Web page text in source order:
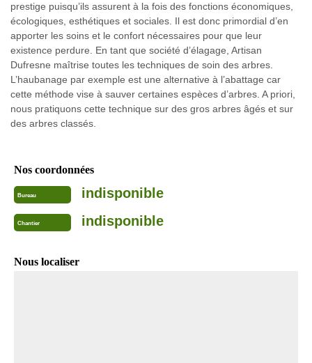
prestige puisqu’ils assurent à la fois des fonctions économiques,
écologiques, esthétiques et sociales. Il est donc primordial d’en
apporter les soins et le confort nécessaires pour que leur
existence perdure. En tant que société d’élagage, Artisan
Dufresne maîtrise toutes les techniques de soin des arbres.
L’haubanage par exemple est une alternative à l’abattage car
cette méthode vise à sauver certaines espèces d’arbres. A priori,
nous pratiquons cette technique sur des gros arbres âgés et sur
des arbres classés.
Nos coordonnées
Bureau indisponible
Chantier indisponible
Nous localiser